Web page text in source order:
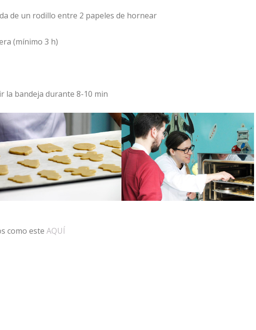
de un rodillo entre 2 papeles de hornear
(mínimo 3 h)
la bandeja durante 8-10 min
como este AQUÍ